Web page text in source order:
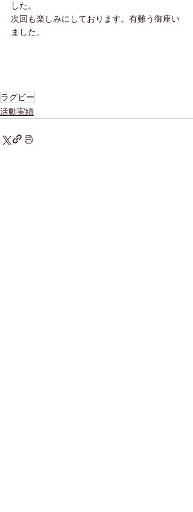
した。
次回も楽しみにしております。有難う御座い
ました。
ラグビー
活動実績